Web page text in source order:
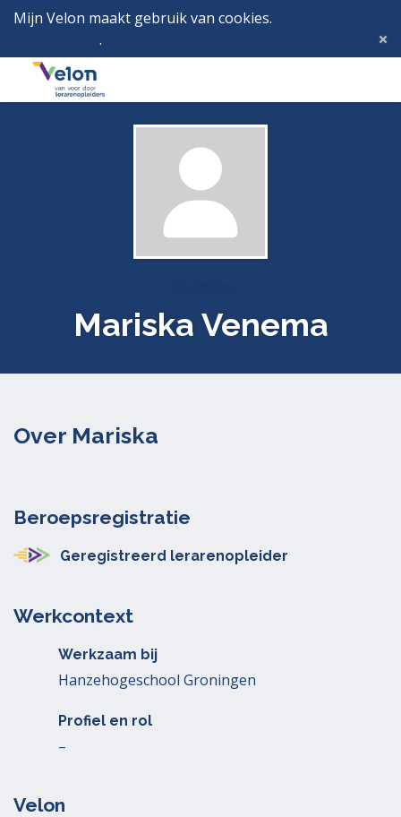
Mijn Velon maakt gebruik van cookies.
.
Menu
Mariska Venema
Over Mariska
Beroepsregistratie
Geregistreerd lerarenopleider
Werkcontext
Werkzaam bij
Hanzehogeschool Groningen
Profiel en rol
–
Velon